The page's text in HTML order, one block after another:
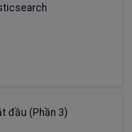
đầu (Phần 3)